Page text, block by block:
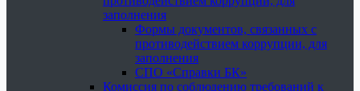
заполнения
Формы документов, связанных с
противодействием коррупции, для
заполнения
СПО «Справки БК»
Комиссия по соблюдению требований к